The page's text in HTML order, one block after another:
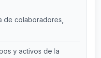
de colaboradores,
y activos de la